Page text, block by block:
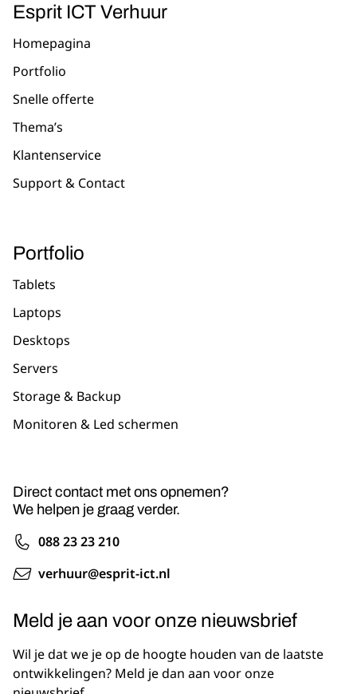
Esprit ICT Verhuur
Homepagina
Portfolio
Snelle offerte
Thema’s
Klantenservice
Support & Contact
Portfolio
Tablets
Laptops
Desktops
Servers
Storage & Backup
Monitoren & Led schermen
Direct contact met ons opnemen?
We helpen je graag verder.
088 23 23 210
verhuur@esprit-ict.nl
Meld je aan voor onze nieuwsbrief
Wil je dat we je op de hoogte houden van de laatste
ontwikkelingen? Meld je dan aan voor onze